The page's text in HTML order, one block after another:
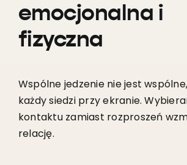
emocjonalna i
fizyczna
Wspólne jedzenie nie jest
każdy siedzi przy ekranie.
kontaktu zamiast rozproszeń
relację.